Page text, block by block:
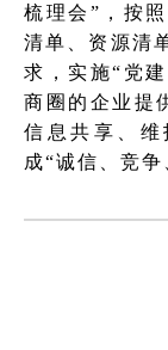
梳理会”，按
清单、资源清
求，实施“党
商圈的企业提
信息共享、
成“诚信、竞争